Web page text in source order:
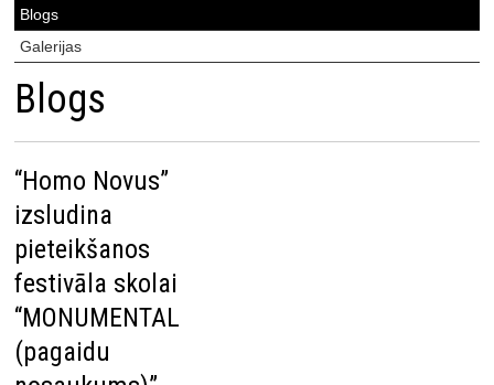
Blogs
Galerijas
Blogs
“Homo Novus”
izsludina
pieteikšanos
festivāla skolai
“MONUMENTAL
(pagaidu